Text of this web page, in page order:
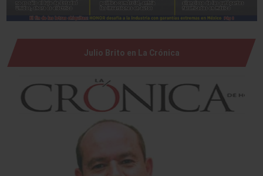
Julio Brito en La Crónica